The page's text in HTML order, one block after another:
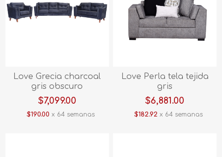
Love Grecia charcoal
gris obscuro
$7,099.00
$190.00 x 64 semanas
Love Perla tela tejida
gris
$6,881.00
$182.92 x 64 semanas